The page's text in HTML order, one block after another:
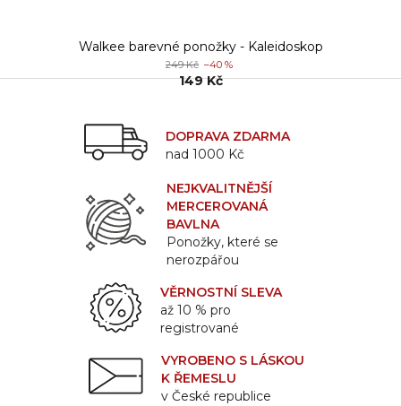
Walkee barevné ponožky - Kaleidoskop
249 Kč –40 %
149 Kč
DOPRAVA ZDARMA
nad 1000 Kč
NEJKVALITNĚJŠÍ
MERCEROVANÁ
BAVLNA
Ponožky, které se
nerozpářou
VĚRNOSTNÍ SLEVA
až 10 % pro
registrované
VYROBENO S LÁSKOU
K ŘEMESLU
v České republice